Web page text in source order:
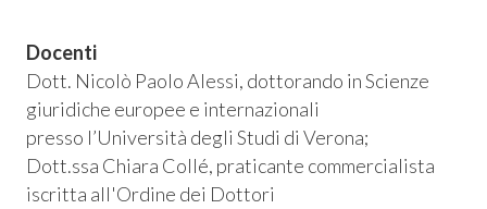
Docenti
Dott. Nicolò Paolo Alessi, dottorando in Scienze
giuridiche europee e internazionali
presso l’Università degli Studi di Verona;
Dott.ssa Chiara Collé, praticante commercialista
iscritta all'Ordine dei Dottori